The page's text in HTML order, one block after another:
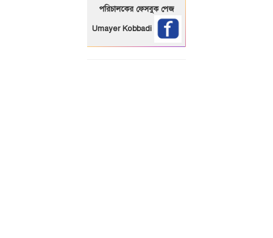
পরিচালকের ফেসবুক পেজ
Umayer Kobbadi